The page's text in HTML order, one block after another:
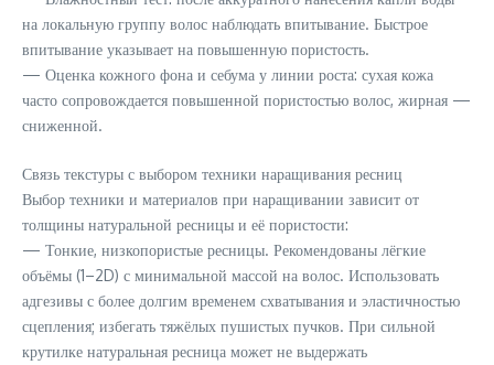
на локальную группу волос наблюдать впитывание. Быстрое
впитывание указывает на повышенную пористость.
— Оценка кожного фона и себума у линии роста: сухая кожа
часто сопровождается повышенной пористостью волос, жирная —
сниженной.
Связь текстуры с выбором техники наращивания ресниц
Выбор техники и материалов при наращивании зависит от
толщины натуральной ресницы и её пористости:
— Тонкие, низкопористые ресницы. Рекомендованы лёгкие
объёмы (1–2D) с минимальной массой на волос. Использовать
адгезивы с более долгим временем схватывания и эластичностью
сцепления; избегать тяжёлых пушистых пучков. При сильной
крутилке натуральная ресница может не выдержать